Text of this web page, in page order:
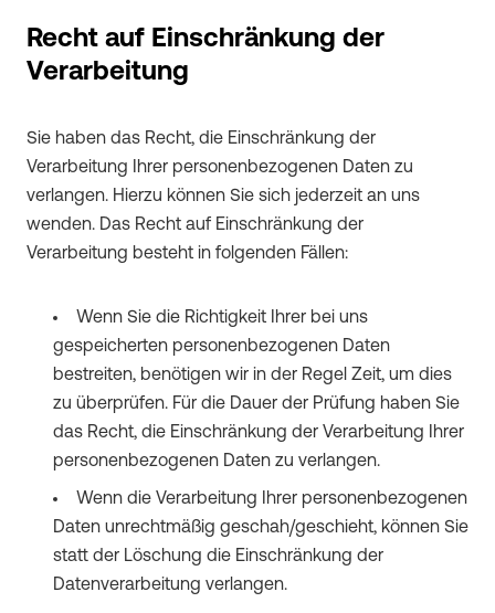
Recht auf Einschränkung der
Verarbeitung
Sie haben das Recht, die Einschränkung der
Verarbeitung Ihrer personenbezogenen Daten zu
verlangen. Hierzu können Sie sich jederzeit an uns
wenden. Das Recht auf Einschränkung der
Verarbeitung besteht in folgenden Fällen:
Wenn Sie die Richtigkeit Ihrer bei uns
gespeicherten personenbezogenen Daten
bestreiten, benötigen wir in der Regel Zeit, um dies
zu überprüfen. Für die Dauer der Prüfung haben Sie
das Recht, die Einschränkung der Verarbeitung Ihrer
personenbezogenen Daten zu verlangen.
Wenn die Verarbeitung Ihrer personenbezogenen
Daten unrechtmäßig geschah/geschieht, können Sie
statt der Löschung die Einschränkung der
Datenverarbeitung verlangen.